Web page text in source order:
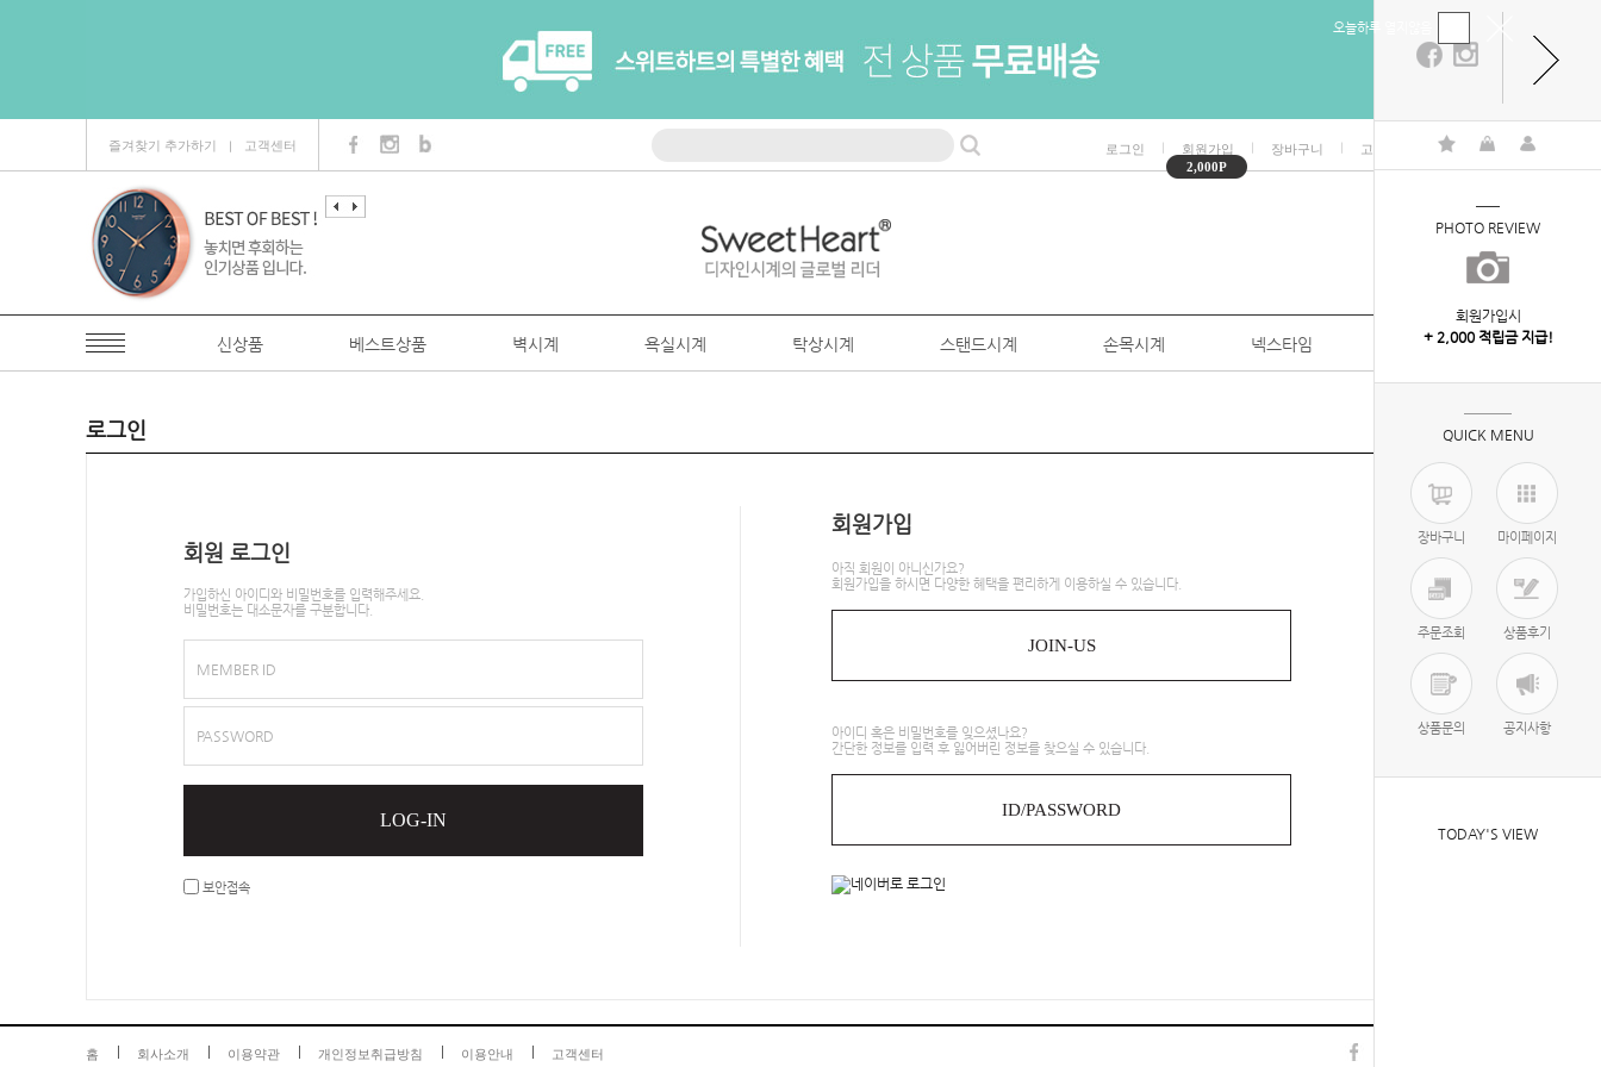
PHOTO REVIEW
회원가입시
+ 2,000 적립금 지급!
QUICK MENU
장바구니 마이페이지
주문조회 상품후기
상품문의 공지사항
TODAY'S VIEW
오늘하루 열지않음
즐겨찾기 추가하기 ㅣ 고객센터 로그인
회원가입
2,000P
장바구니 고객센터 마이페이지
신상품 베스트상품 벽시계 욕실시계 탁상시계 스탠드시계 손목시계 넥스타임 특판/대량구매
로그인
회원 로그인
가입하신 아이디와 비밀번호를 입력해주세요.
비밀번호는 대소문자를 구분합니다.
MEMBER ID
PASSWORD
LOG-IN
보안접속
회원가입
아직 회원이 아니신가요?
회원가입을 하시면 다양한 혜택을 편리하게 이용하실 수 있습니다.
JOIN-US
아이디 혹은 비밀번호를 잊으셨나요?
간단한 정보를 입력 후 잃어버린 정보를 찾으실 수 있습니다.
ID/PASSWORD
홈 회사소개 이용약관 개인정보취급방침 이용안내 고객센터